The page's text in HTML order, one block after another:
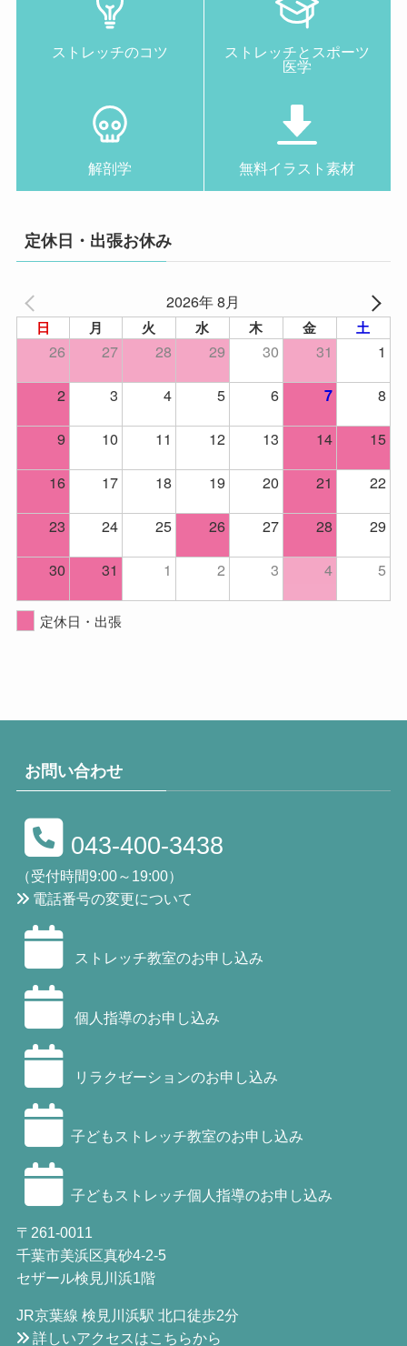
ストレッチのコツ
ストレッチとスポーツ
医学
解剖学 無料イラスト素材
定休日・出張お休み
2026年 8月
日 月 火 水 木 金 土
26 27 28 29 30 31
1
2
3 4 5 6 7
8
9
10 11 12 13 14
15
16
17 18 19 20 21
22
23
24 25 26 27 28
29
30
31 1 2 3 4 5
定休日・出張
お問い合わせ
043-400-3438
（受付時間9:00～19:00）
電話番号の変更について
ストレッチ教室のお申し込み
個人指導のお申し込み
リラクゼーションのお申し込み
子どもストレッチ教室のお申し込み
子どもストレッチ個人指導のお申し込み
〒261-0011
千葉市美浜区真砂4-2-5
セザール検見川浜1階
JR京葉線 検見川浜駅 北口徒歩2分
詳しいアクセスはこちらから